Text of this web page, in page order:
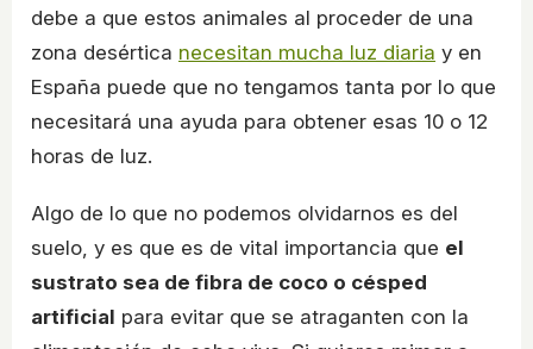
debe a que estos animales al proceder de una
zona desértica necesitan mucha luz diaria y en
España puede que no tengamos tanta por lo que
necesitará una ayuda para obtener esas 10 o 12
horas de luz.
Algo de lo que no podemos olvidarnos es del
suelo, y es que es de vital importancia que el
sustrato sea de fibra de coco o césped
artificial para evitar que se atraganten con la